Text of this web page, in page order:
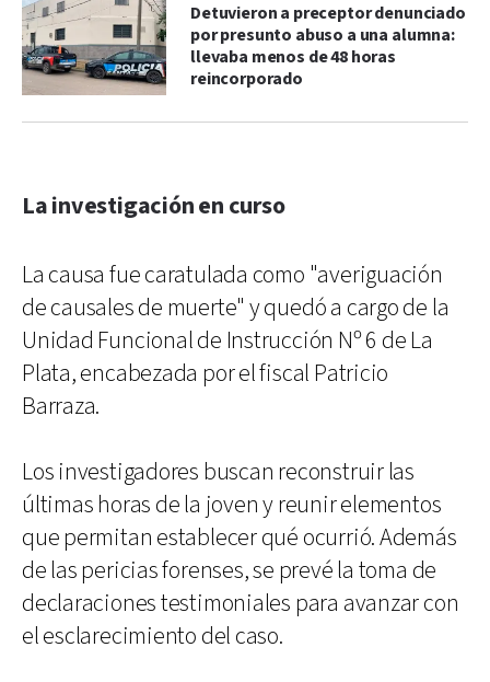
Detuvieron a preceptor denunciado
por presunto abuso a una alumna:
llevaba menos de 48 horas
reincorporado
La investigación en curso
La causa fue caratulada como "averiguación
de causales de muerte" y quedó a cargo de la
Unidad Funcional de Instrucción Nº 6 de La
Plata, encabezada por el fiscal Patricio
Barraza.
Los investigadores buscan reconstruir las
últimas horas de la joven y reunir elementos
que permitan establecer qué ocurrió. Además
de las pericias forenses, se prevé la toma de
declaraciones testimoniales para avanzar con
el esclarecimiento del caso.